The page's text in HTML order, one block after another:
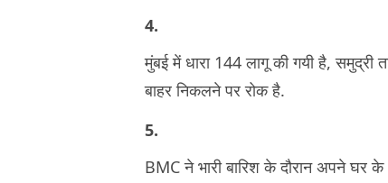
4.
मुंबई में धारा 144 लागू की गयी है,
बाहर निकलने पर रोक है.
5.
BMC ने भारी बारिश के दौरान अपने घर